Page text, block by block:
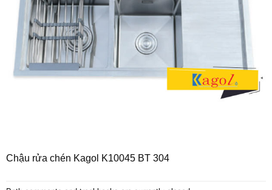
Chậu rửa chén Kagol K10045 BT 304